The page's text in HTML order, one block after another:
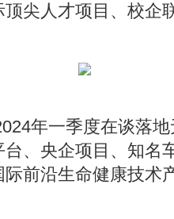
尖人才项目、校企
年一季度在谈落
、央企项目、知名
前沿生命健康技术